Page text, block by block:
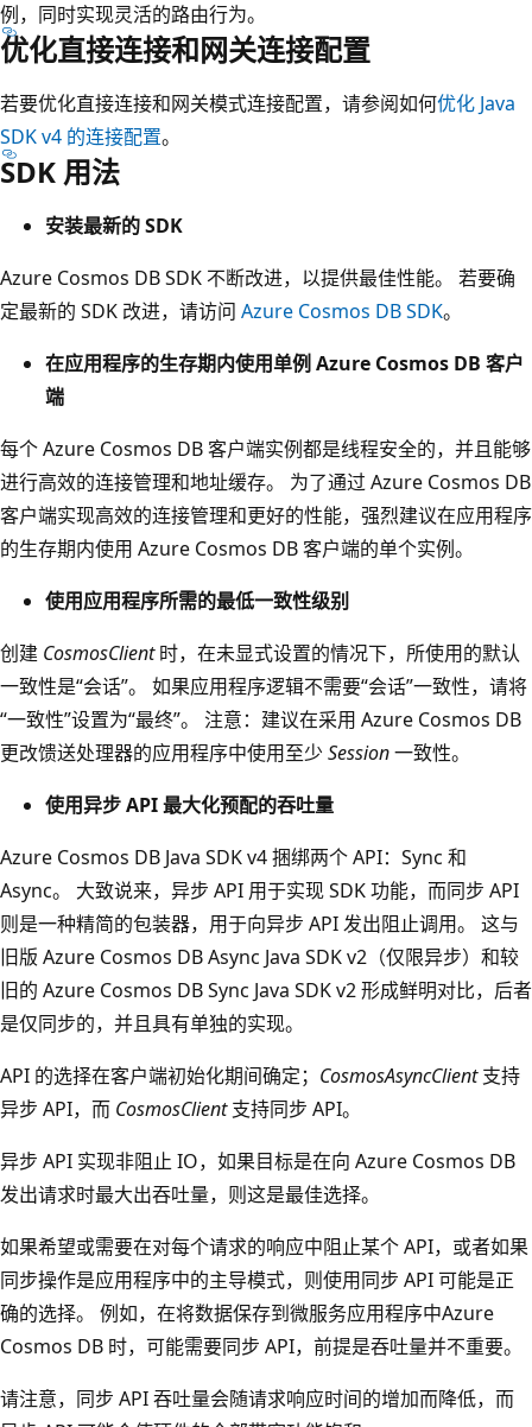
例，同时实现灵活的路由行为。
优化直接连接和网关连接配置
若要优化直接连接和网关模式连接配置，请参阅如何优化 Java
SDK v4 的连接配置。
SDK 用法
安装最新的 SDK
Azure Cosmos DB SDK 不断改进，以提供最佳性能。 若要确
定最新的 SDK 改进，请访问 Azure Cosmos DB SDK。
在应用程序的生存期内使用单例 Azure Cosmos DB 客户
端
每个 Azure Cosmos DB 客户端实例都是线程安全的，并且能够
进行高效的连接管理和地址缓存。 为了通过 Azure Cosmos DB
客户端实现高效的连接管理和更好的性能，强烈建议在应用程序
的生存期内使用 Azure Cosmos DB 客户端的单个实例。
使用应用程序所需的最低一致性级别
创建 CosmosClient时，在未显式设置的情况下，所使用的默认
一致性是“会话”。
如果应用程序逻辑不需要“会话”一致性，请将
“一致性”设置为“最终”。 注意：建议在采用 Azure Cosmos DB
更改馈送处理器的应用程序中使用至少 Session一致性。
使用异步 API 最大化预配的吞吐量
Azure Cosmos DB Java SDK v4 捆绑两个 API：Sync 和
Async。 大致说来，异步 API 用于实现 SDK 功能，而同步 API
则是一种精简的包装器，用于向异步 API 发出阻止调用。 这与
旧版 Azure Cosmos DB Async Java SDK v2（仅限异步）和较
旧的 Azure Cosmos DB Sync Java SDK v2 形成鲜明对比，后者
是仅同步的，并且具有单独的实现。
API 的选择在客户端初始化期间确定； CosmosAsyncClient支持
异步 API，而 CosmosClient支持同步 API。
异步 API 实现非阻止 IO，如果目标是在向 Azure Cosmos DB
发出请求时最大出吞吐量，则这是最佳选择。
如果希望或需要在对每个请求的响应中阻止某个 API，或者如果
同步操作是应用程序中的主导模式，则使用同步 API 可能是正
确的选择。 例如，在将数据保存到微服务应用程序中Azure
Cosmos DB 时，可能需要同步 API，前提是吞吐量并不重要。
请注意，同步 API 吞吐量会随请求响应时间的增加而降低，而